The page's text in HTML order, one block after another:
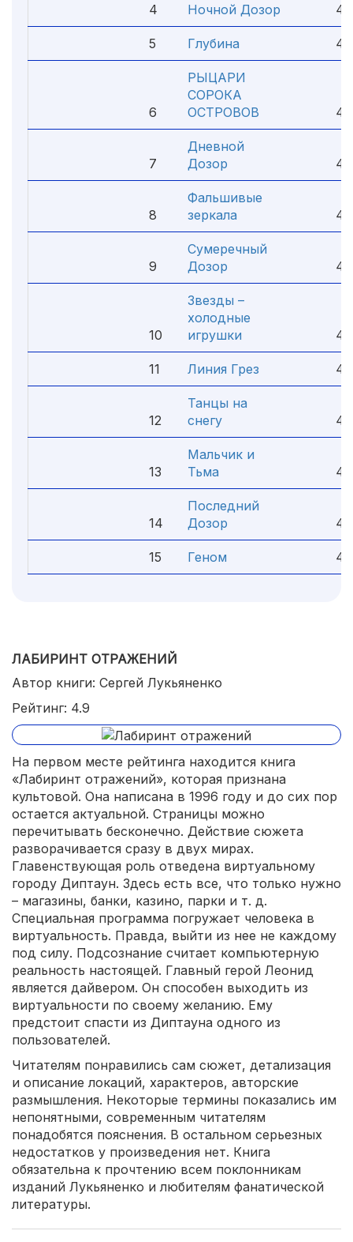
4 Ночной Дозор
5 Глубина
6
РЫЦАРИ
СОРОКА
ОСТРОВОВ
7
Дневной
Дозор
8
Фальшивые
зеркала
9
Сумеречный
Дозор
10
Звезды –
холодные
игрушки
4.5
11 Линия Грез 4.5
12
Танцы на
снегу
4.5
13
Мальчик и
Тьма
4.5
14
Последний
Дозор
15 Геном
ЛАБИРИНТ ОТРАЖЕНИЙ
Автор книги: Сергей Лукьяненко
Рейтинг: 4.9
На первом месте рейтинга находится книга
«Лабиринт отражений», которая признана
культовой. Она написана в 1996 году и до сих пор
остается актуальной. Страницы можно
перечитывать бесконечно. Действие сюжета
разворачивается сразу в двух мирах.
Главенствующая роль отведена виртуальному
городу Диптаун. Здесь есть все, что только нужно
– магазины, банки, казино, парки и т. д.
Специальная программа погружает человека в
виртуальность. Правда, выйти из нее не каждому
под силу. Подсознание считает компьютерную
реальность настоящей. Главный герой Леонид
является дайвером. Он способен выходить из
виртуальности по своему желанию. Ему
предстоит спасти из Диптауна одного из
пользователей.
Читателям понравились сам сюжет, детализация
и описание локаций, характеров, авторские
размышления. Некоторые термины показались им
непонятными, современным читателям
понадобятся пояснения. В остальном серьезных
недостатков у произведения нет. Книга
обязательна к прочтению всем поклонникам
изданий Лукьяненко и любителям фанатической
литературы.